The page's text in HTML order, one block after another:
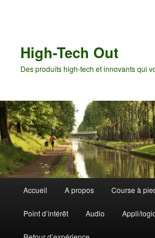
High-Tech Out
Des produits high-tech et innovants qui
principal
Accueil A propos Course à
Point d’intérêt Audio Appli/